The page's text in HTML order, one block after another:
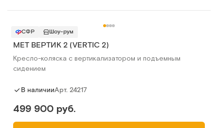
СФР Шоу-рум
MET ВЕРТИК 2 (VERTIC 2)
Кресло-коляска с вертикализатором и подъемным
сидением
В наличииАрт. 24217
499 900 руб.